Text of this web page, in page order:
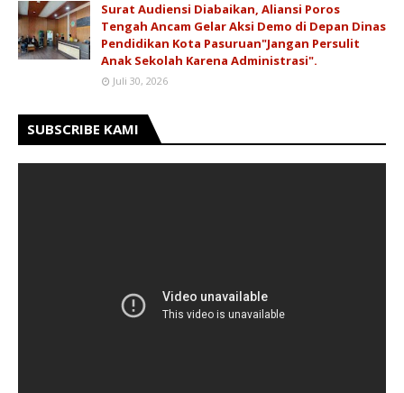
Surat Audiensi Diabaikan, Aliansi Poros
Tengah Ancam Gelar Aksi Demo di Depan Dinas
Pendidikan Kota Pasuruan"Jangan Persulit
Anak Sekolah Karena Administrasi".
Juli 30, 2026
SUBSCRIBE KAMI